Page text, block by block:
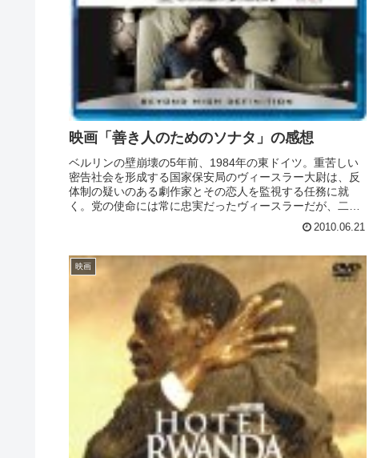
映画「善き人のためのソナタ」の感想
ベルリンの壁崩壊の5年前、1984年の東ドイツ。重苦しい
密告社会を形成する国家保安局のヴィースラー大尉は、反
体制の疑いのある劇作家とその恋人を監視する任務に就
く。党の使命には常に忠実だったヴィースラーだが、二人
2010.06.21
映画